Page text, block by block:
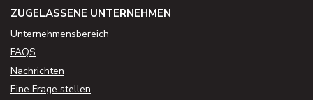
ZUGELASSENE UNTERNEHMEN
Unternehmensbereich
FAQS
Nachrichten
Eine Frage stellen